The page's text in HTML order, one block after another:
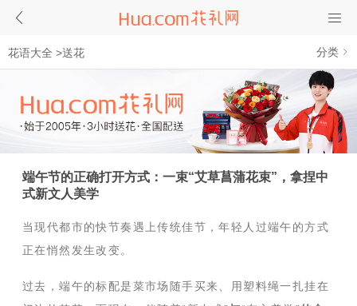
花语大全 >送花 分类
端午节的正确打开方式：一束“艾草菖蒲花束”，拿捏中
式新文人美学
当现代都市的快节奏遇上传统佳节，年轻人过端午的方式
正在悄然发生改变。
过去，端午的标配是菜市场随手买来、用塑料绳一扎挂在